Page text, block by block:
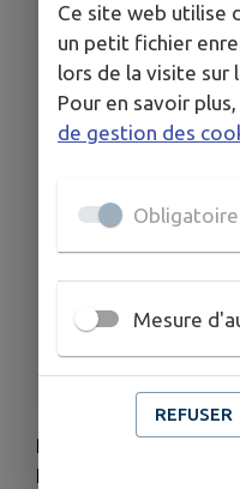
LIEU
Place du général de
DATES
Du mardi au vendredi
TARIFS
gratuit
Regards croisés de
Pascale Norris et le
Ce site web utilise
un petit fichier
lors de la visite sur
Pour en savoir
de gestion des
Obligatoire
Mesure
REFUSER